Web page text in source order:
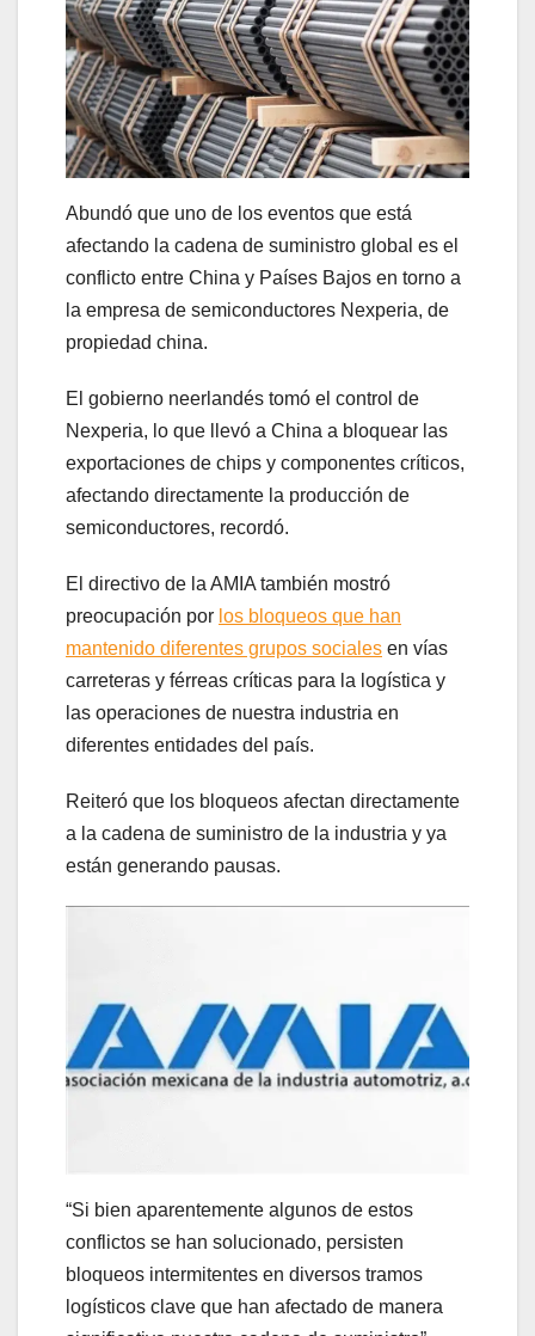
Abundó que uno de los eventos que está
afectando la cadena de suministro global es el
conflicto entre China y Países Bajos en torno a
la empresa de semiconductores Nexperia, de
propiedad china.
El gobierno neerlandés tomó el control de
Nexperia, lo que llevó a China a bloquear las
exportaciones de chips y componentes críticos,
afectando directamente la producción de
semiconductores, recordó.
El directivo de la AMIA también mostró
preocupación por los bloqueos que han
mantenido diferentes grupos sociales en vías
carreteras y férreas críticas para la logística y
las operaciones de nuestra industria en
diferentes entidades del país.
Reiteró que los bloqueos afectan directamente
a la cadena de suministro de la industria y ya
están generando pausas.
“Si bien aparentemente algunos de estos
conflictos se han solucionado, persisten
bloqueos intermitentes en diversos tramos
logísticos clave que han afectado de manera